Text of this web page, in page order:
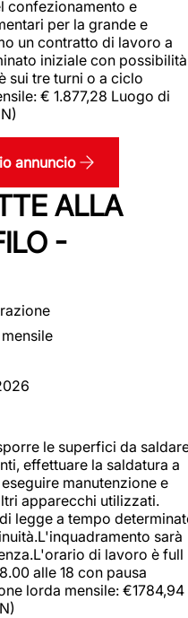
confezionamento e
per la grande e
un contratto di lavoro a
iniziale con possibilità
sui tre turni o a ciclo
€ 1.877,28 Luogo di
annuncio
ALLA
-
le superfici da
effettuare la saldatura a
manutenzione e
apparecchi utilizzati.
legge a tempo
sarà
di lavoro è full
alle 18 con pausa
lorda mensile: €1784,94